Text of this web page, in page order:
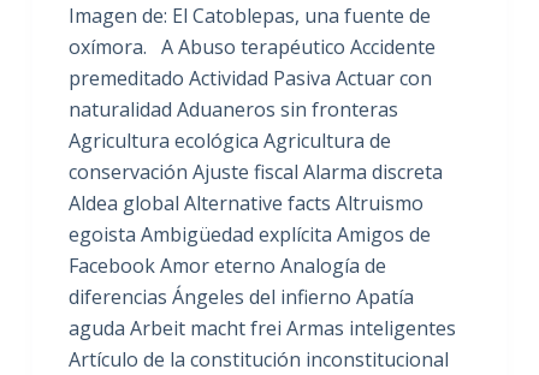
Imagen de: El Catoblepas, una fuente de
oxímora. A Abuso terapéutico Accidente
premeditado Actividad Pasiva Actuar con
naturalidad Aduaneros sin fronteras
Agricultura ecológica Agricultura de
conservación Ajuste fiscal Alarma discreta
Aldea global Alternative facts Altruismo
egoista Ambigüedad explícita Amigos de
Facebook Amor eterno Analogía de
diferencias Ángeles del infierno Apatía
aguda Arbeit macht frei Armas inteligentes
Artículo de la constitución inconstitucional